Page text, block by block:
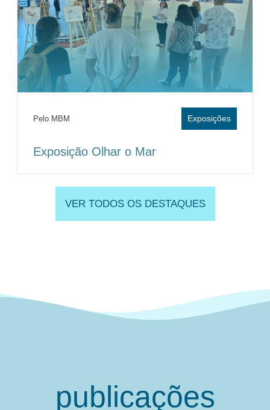
Exposições
Pelo MBM
Exposição Olhar o Mar
VER TODOS OS DESTAQUES
publicações